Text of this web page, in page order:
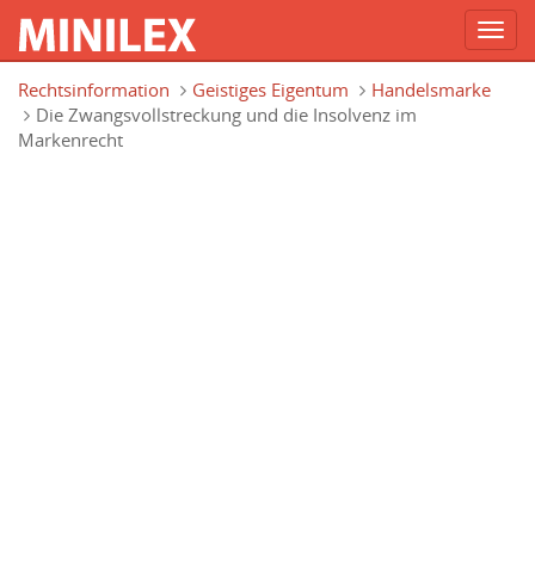
Rechtsinformation
Geistiges Eigentum
Handelsmarke
Die Zwangsvollstreckung und die Insolvenz im
Markenrecht